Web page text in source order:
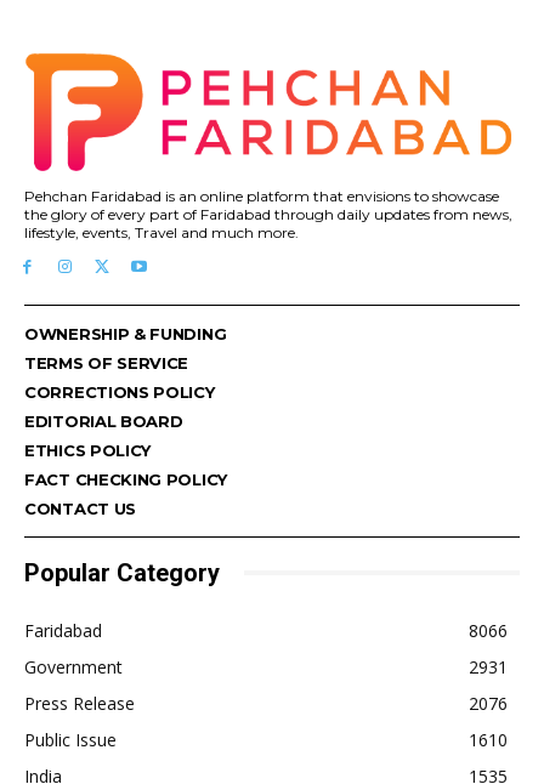
Pehchan Faridabad is an online platform that envisions to showcase
the glory of every part of Faridabad through daily updates from news,
lifestyle, events, Travel and much more.
OWNERSHIP & FUNDING
TERMS OF SERVICE
CORRECTIONS POLICY
EDITORIAL BOARD
ETHICS POLICY
FACT CHECKING POLICY
CONTACT US
Popular Category
Faridabad
8066
Government
2931
Press Release
2076
Public Issue
1610
India
1535